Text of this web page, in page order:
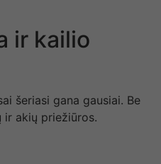
ir kailio
šeriasi gana gausiai. Be
ir akių priežiūros.